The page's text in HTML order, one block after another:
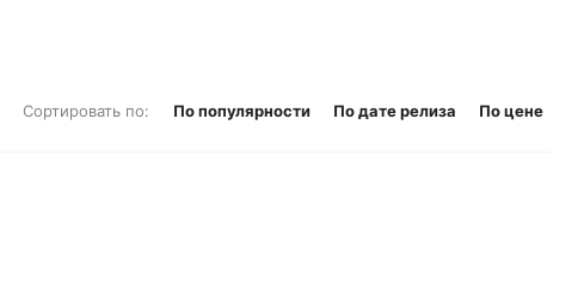
Сортировать по: По популярности По дате релиза По цене